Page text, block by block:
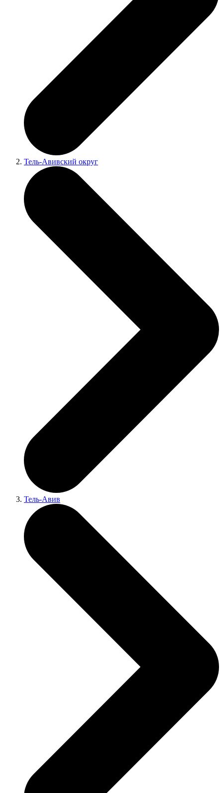
Тель-Авивский округ
Тель-Авив